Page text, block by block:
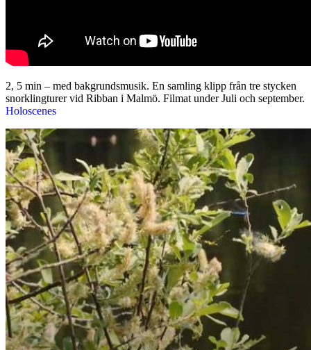
2, 5 min – med bakgrundsmusik. En samling klipp från tre stycken
snorklingturer vid Ribban i Malmö. Filmat under Juli och september.
Holoscenes